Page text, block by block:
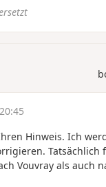
Hinweis. Ich
Tatsächlich
Vouvray als auch